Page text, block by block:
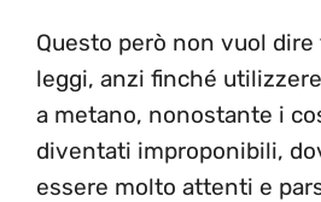
Questo però non vuol
leggi, anzi finché
a metano, nonostante i
diventati improponibili,
essere molto attenti e